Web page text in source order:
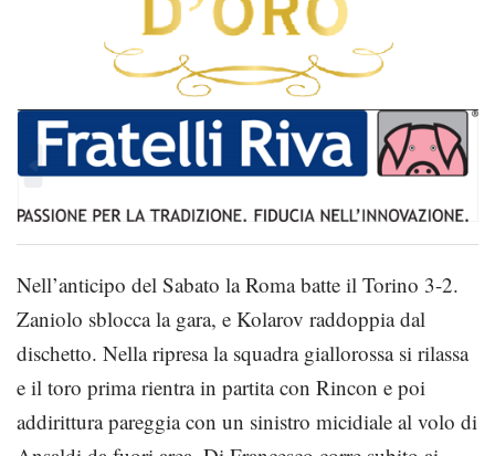
Nell’anticipo del Sabato la Roma batte il Torino 3-2.
Zaniolo sblocca la gara, e Kolarov raddoppia dal
dischetto. Nella ripresa la squadra giallorossa si rilassa
e il toro prima rientra in partita con Rincon e poi
addirittura pareggia con un sinistro micidiale al volo di